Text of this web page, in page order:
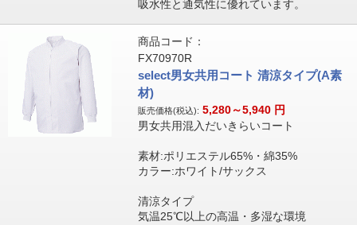
吸水性と通気性に優れています。
商品コード：
FX70970R
select男女共用コート 清涼タイプ(A素
材)
販売価格(税込): 5,280～5,940 円
男女共用混入だいきらいコート
素材:ポリエステル65%・綿35%
カラー:ホワイト/サックス
清涼タイプ
気温25℃以上の高温・多湿な環境